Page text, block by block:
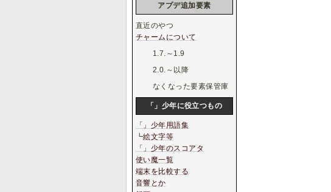
アプデ追加要素
直近のやつ
チャームについて
1.7.～1.9
2.0.～以降
なくなった要素保管庫
「」少年に役立つもの
「」少年用語集
┗絵文字等
「」少年のスコアタ
使い魔一覧
端末を比較する
音響とか